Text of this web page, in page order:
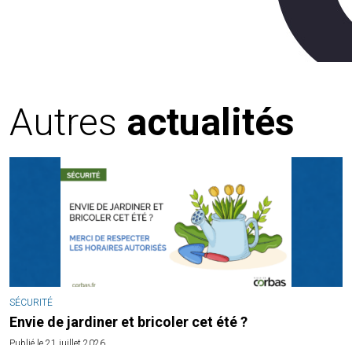
Autres actualités
SÉCURITÉ
Envie de jardiner et bricoler cet été ?